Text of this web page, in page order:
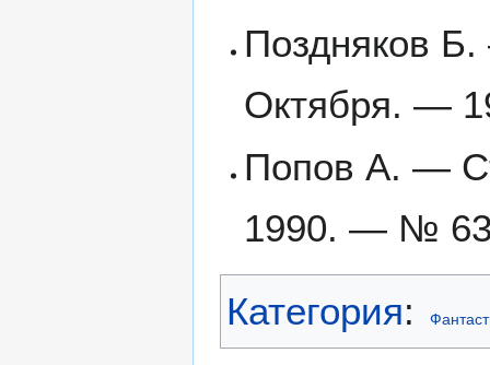
Поздняков
Октября. —
Попов А. —
1990. — №
Категория: